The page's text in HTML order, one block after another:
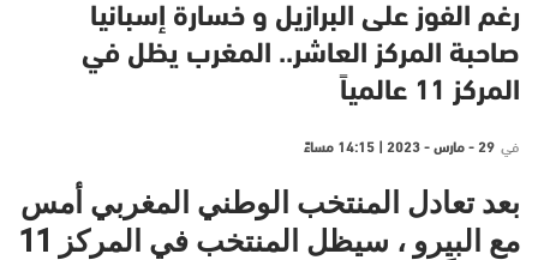
رغم الفوز على البرازيل و خسارة إسبانيا
صاحبة المركز العاشر.. المغرب يظل في
المركز 11 عالمياً
في 29 - مارس - 2023 | 14:15 مساءً
بعد تعادل المنتخب الوطني المغربي أمس
مع البيرو ، سيظل المنتخب في المركز 11